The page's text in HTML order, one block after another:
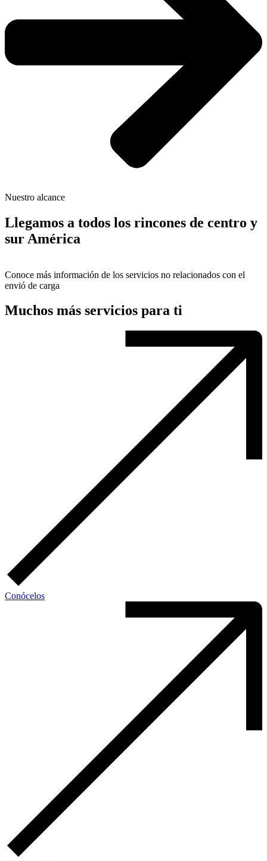
Nuestro alcance
Llegamos a todos los rincones de centro y
sur América
Conoce más información de los servicios no relacionados con el
envió de carga
Muchos más servicios para ti
Conócelos